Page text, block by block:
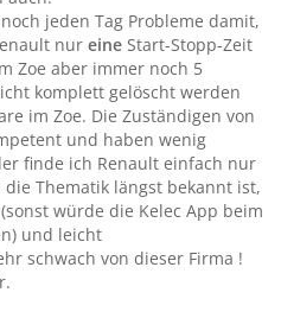
jeden Tag Probleme damit,
nur eine Start-Stopp-Zeit
Zoe aber immer noch 5
komplett gelöscht werden
im Zoe. Die Zuständigen von
und haben wenig
finde ich Renault einfach nur
Thematik längst bekannt ist,
würde die Kelec App beim
und leicht
schwach von dieser Firma !